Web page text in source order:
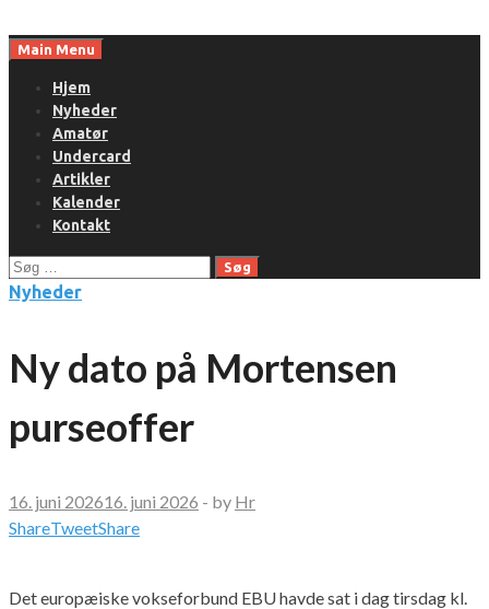
toMain Menu
Hjem
Nyheder
Amatør
Undercard
Artikler
Kalender
Kontakt
Søg
efter:
Nyheder
Ny dato på Mortensen
purseoffer
16. juni 202616. juni 2026 - by Hr
ShareTweetShare
Det europæiske vokseforbund EBU havde sat i dag tirsdag kl.